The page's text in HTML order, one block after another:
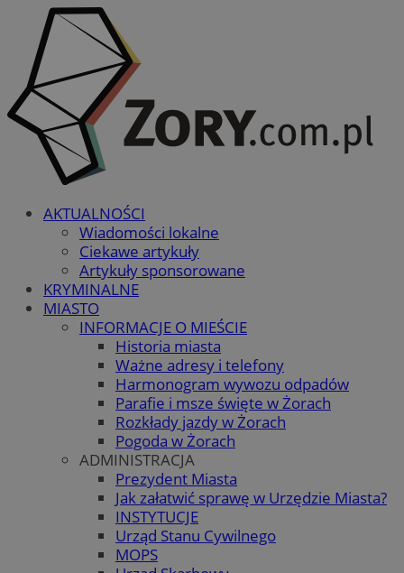
AKTUALNOŚCI
Wiadomości lokalne
Ciekawe artykuły
Artykuły sponsorowane
KRYMINALNE
MIASTO
INFORMACJE O MIEŚCIE
Historia miasta
Ważne adresy i telefony
Harmonogram wywozu odpadów
Parafie i msze święte w Żorach
Rozkłady jazdy w Żorach
Pogoda w Żorach
ADMINISTRACJA
Prezydent Miasta
Jak załatwić sprawę w Urzędzie Miasta?
INSTYTUCJE
Urząd Stanu Cywilnego
MOPS